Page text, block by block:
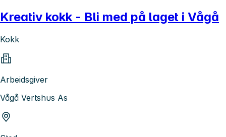
Kreativ kokk - Bli med på laget i Vågå
Kokk
Arbeidsgiver
Vågå Vertshus As